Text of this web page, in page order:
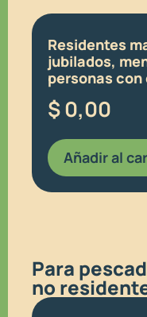
Residentes
jubilados,
personas
$0,00
Añadir al
Para
no